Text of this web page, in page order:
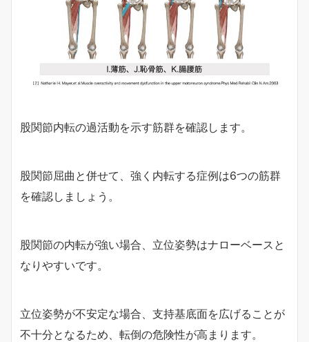
股関節内転の過活動を示す筋群を確認します。
股関節屈曲と併せて、強く内転する症例は6つの筋群
を確認しましょう。
股関節の内転が強い場合、立位姿勢はナローベースと
なりやすいです。
立位姿勢が不安定な場合、支持基底面を広げることが
不十分となるため、転倒の危険性が高まります。